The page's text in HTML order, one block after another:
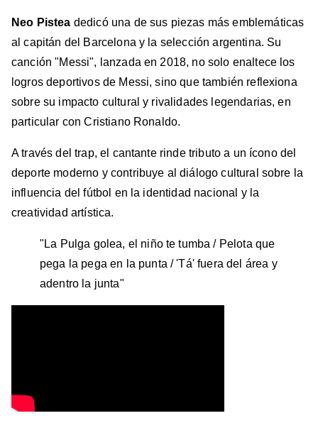
Neo Pistea dedicó una de sus piezas más emblemáticas
al capitán del Barcelona y la selección argentina. Su
canción "Messi", lanzada en 2018, no solo enaltece los
logros deportivos de Messi, sino que también reflexiona
sobre su impacto cultural y rivalidades legendarias, en
particular con Cristiano Ronaldo.
A través del trap, el cantante rinde tributo a un ícono del
deporte moderno y contribuye al diálogo cultural sobre la
influencia del fútbol en la identidad nacional y la
creatividad artística.
"La Pulga golea, el niño te tumba / Pelota que
pega la pega en la punta / 'Tá' fuera del área y
adentro la junta"